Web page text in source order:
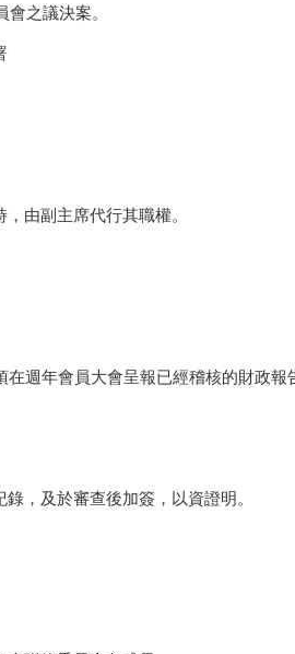
之議決案。
由副主席代行其職權。
在週年會員大會呈報已經稽核的財政報
，及於審查後加簽，以資證明。